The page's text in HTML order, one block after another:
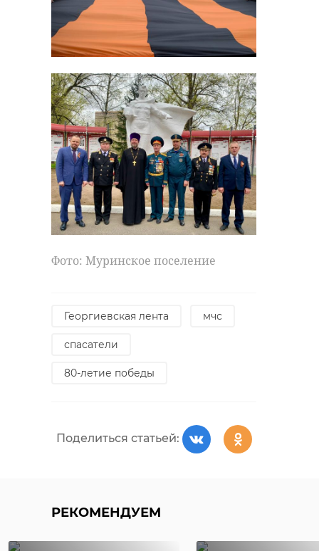
Фото: Муринское поселение
Георгиевская лента мчс
спасатели
80-летие победы
Поделиться статьей:
РЕКОМЕНДУЕМ